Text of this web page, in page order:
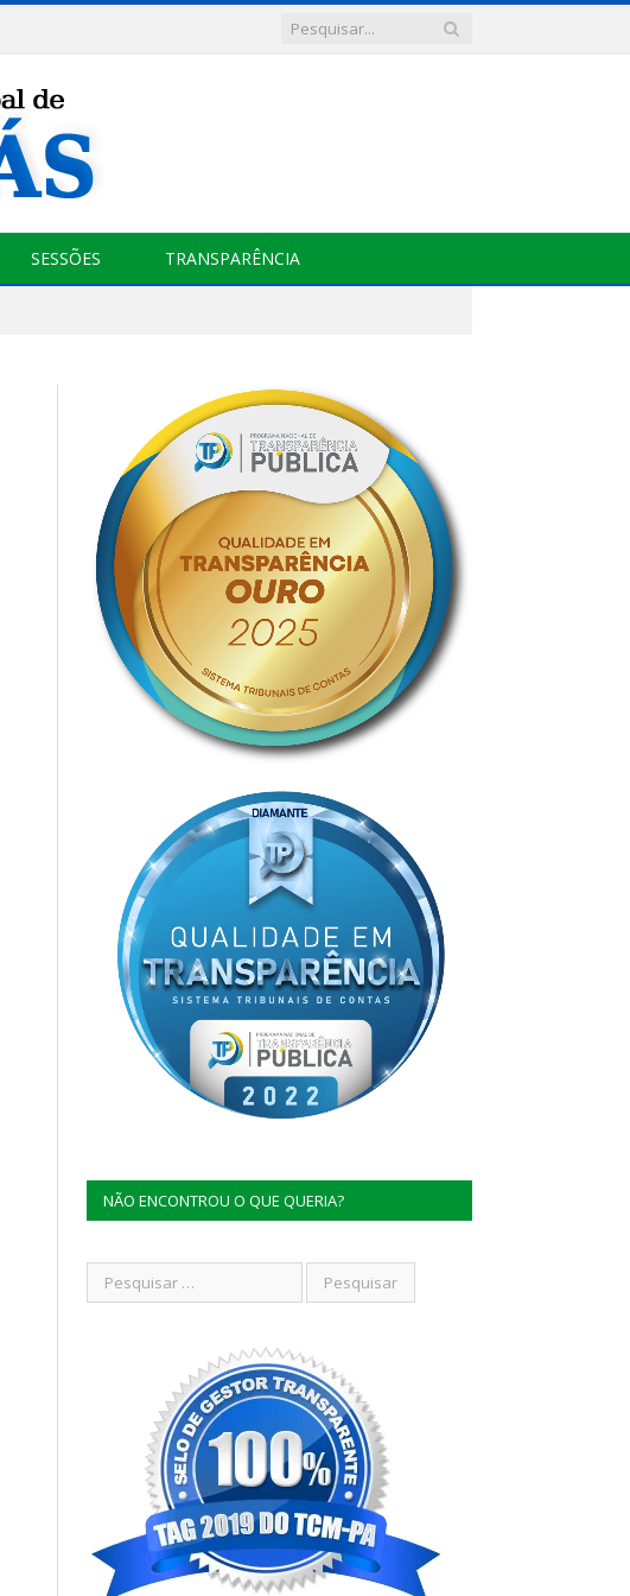
SESSÕES TRANSPARÊNCIA
NÃO ENCONTROU O QUE QUERIA?